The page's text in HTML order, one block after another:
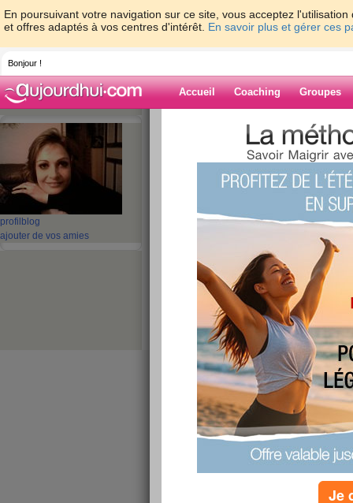
En poursuivant votre navigation sur ce site, vous acceptez
et offres adaptés à vos centres d'intérêt. En savoir plus et gérer ces
Bonjour !
Accueil Coaching Groupes
profil blog
ajouter de vos amies
> > on
Blog de
on refait la meme
Bonjour tout le monde!!!!!
Encore une fois c'est a la fraiche
meme pas encore 5 h je suis
passe t-il???? Merde moi qui
que mon corps et mon esprit ce
c'est pas assez tout ca!!!! Allez
croisons les doigts!!!!!
de ce coup j'en profite pour faire
d'energie ca hi hi hi!!!!!
allez dormez bien mes louloutes a
Je